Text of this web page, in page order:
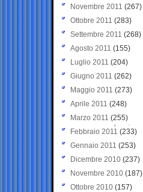
Novembre 2011 (267)
Ottobre 2011 (283)
Settembre 2011 (268)
Agosto 2011 (155)
Luglio 2011 (204)
Giugno 2011 (262)
Maggio 2011 (273)
Aprile 2011 (248)
Marzo 2011 (255)
Febbraio 2011 (233)
Gennaio 2011 (253)
Dicembre 2010 (237)
Novembre 2010 (187)
Ottobre 2010 (157)